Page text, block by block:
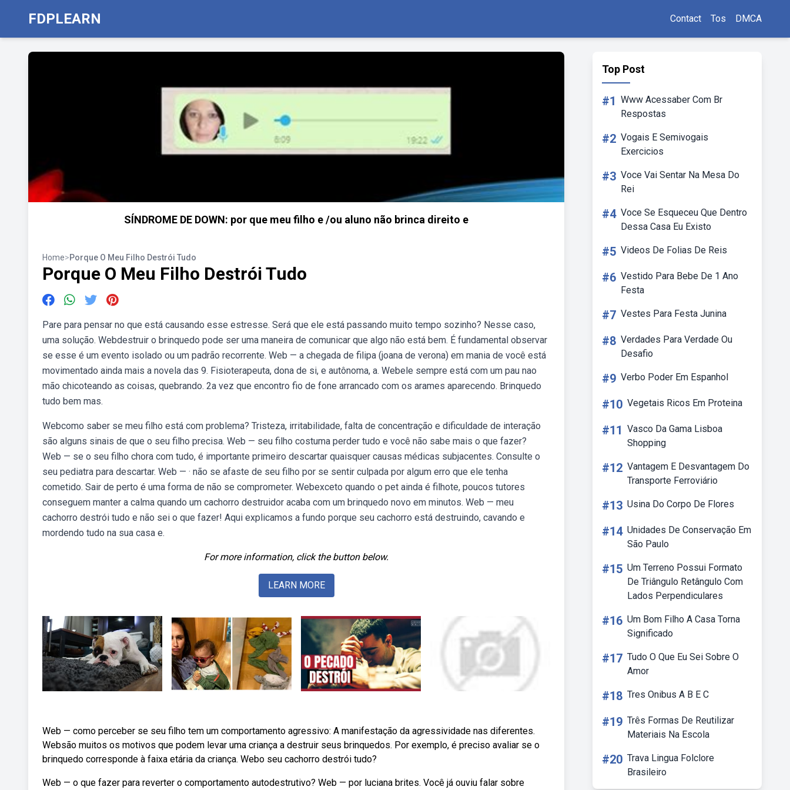
FDPLEARN Contact Tos DMCA
SÍNDROME DE DOWN: por que meu filho e /ou aluno não brinca direito e
Home>Porque O Meu Filho Destrói Tudo
Porque O Meu Filho Destrói Tudo
Pare para pensar no que está causando esse estresse. Será que ele está passando muito tempo sozinho? Nesse caso,
uma solução. Webdestruir o brinquedo pode ser uma maneira de comunicar que algo não está bem. É fundamental observar
se esse é um evento isolado ou um padrão recorrente. Web — a chegada de filipa (joana de verona) em mania de você está
movimentado ainda mais a novela das 9. Fisioterapeuta, dona de si, e autônoma, a. Webele sempre está com um pau nao
mão chicoteando as coisas, quebrando. 2a vez que encontro fio de fone arrancado com os arames aparecendo. Brinquedo
tudo bem mas.
Webcomo saber se meu filho está com problema? Tristeza, irritabilidade, falta de concentração e dificuldade de interação
são alguns sinais de que o seu filho precisa. Web — seu filho costuma perder tudo e você não sabe mais o que fazer?
Web — se o seu filho chora com tudo, é importante primeiro descartar quaisquer causas médicas subjacentes. Consulte o
seu pediatra para descartar. Web — · não se afaste de seu filho por se sentir culpada por algum erro que ele tenha
cometido. Sair de perto é uma forma de não se comprometer. Webexceto quando o pet ainda é filhote, poucos tutores
conseguem manter a calma quando um cachorro destruidor acaba com um brinquedo novo em minutos. Web — meu
cachorro destrói tudo e não sei o que fazer! Aqui explicamos a fundo porque seu cachorro está destruindo, cavando e
mordendo tudo na sua casa e.
For more information, click the button below.
LEARN MORE
Web — como perceber se seu filho tem um comportamento agressivo: A manifestação da agressividade nas diferentes.
Websão muitos os motivos que podem levar uma criança a destruir seus brinquedos. Por exemplo, é preciso avaliar se o
brinquedo corresponde à faixa etária da criança. Webo seu cachorro destrói tudo?
Web — o que fazer para reverter o comportamento autodestrutivo? Web — por luciana brites. Você já ouviu falar sobre
Top Post
#1 Www Acessaber Com Br
Respostas
#2 Vogais E Semivogais
Exercicios
#3 Voce Vai Sentar Na Mesa Do
Rei
#4 Voce Se Esqueceu Que Dentro
Dessa Casa Eu Existo
#5 Videos De Folias De Reis
#6 Vestido Para Bebe De 1 Ano
Festa
#7 Vestes Para Festa Junina
#8 Verdades Para Verdade Ou
Desafio
#9 Verbo Poder Em Espanhol
#10 Vegetais Ricos Em Proteina
#11 Vasco Da Gama Lisboa
Shopping
#12 Vantagem E Desvantagem Do
Transporte Ferroviário
#13 Usina Do Corpo De Flores
#14 Unidades De Conservação Em
São Paulo
#15 Um Terreno Possui Formato
De Triângulo Retângulo Com
Lados Perpendiculares
#16 Um Bom Filho A Casa Torna
Significado
#17 Tudo O Que Eu Sei Sobre O
Amor
#18 Tres Onibus A B E C
#19 Três Formas De Reutilizar
Materiais Na Escola
#20 Trava Lingua Folclore
Brasileiro